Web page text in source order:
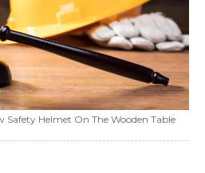
Safety Helmet On The Wooden Table